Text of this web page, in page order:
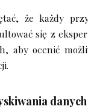
że każdy
się z
aby ocenić